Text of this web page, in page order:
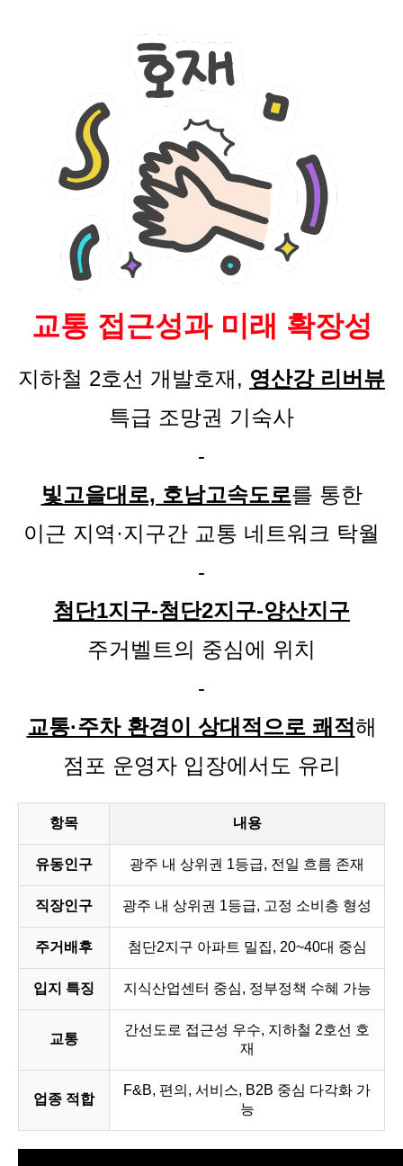
교통 접근성과 미래 확장성
지하철 2호선 개발호재, 영산강 리버뷰
특급 조망권 기숙사
-
빛고을대로, 호남고속도로를 통한
이근 지역·지구간 교통 네트워크 탁월
-
첨단1지구-첨단2지구-양산지구
주거벨트의 중심에 위치
-
교통·주차 환경이 상대적으로 쾌적해
점포 운영자 입장에서도 유리
항목 내용
유동인구 광주 내 상위권 1등급, 전일 흐름 존재
직장인구 광주 내 상위권 1등급, 고정 소비층 형성
주거배후 첨단2지구 아파트 밀집, 20~40대 중심
입지 특징 지식산업센터 중심, 정부정책 수혜 가능
교통
간선도로 접근성 우수, 지하철 2호선 호
재
업종 적합
F&B, 편의, 서비스, B2B 중심 다각화 가
능